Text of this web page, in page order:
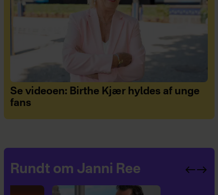
Se videoen: Birthe Kjær hyldes af unge
fans
Rundt om Janni Ree